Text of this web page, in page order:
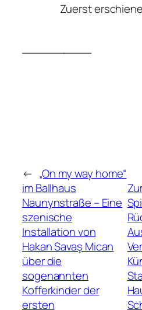
Zuerst
__________
← „On my way home“
im Ballhaus
Naunynstraße – Eine
szenische
Installation von
Hakan Savaş Mican
über die
sogenannten
Kofferkinder der
ersten